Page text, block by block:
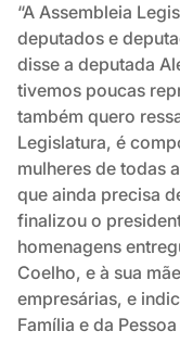
“A Assembleia
deputados e
disse a deputada
tivemos poucas
também quero
Legislatura, é
mulheres de todas
que ainda precisa
finalizou o
homenagens
Coelho, e à sua
empresárias, e
Família e da